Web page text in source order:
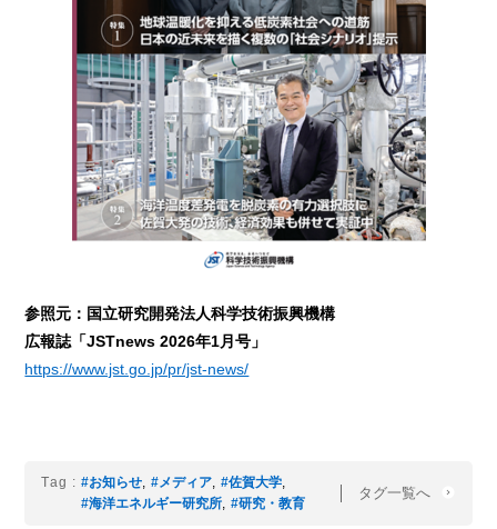
参照元：国立研究開発法人科学技術振興機構
広報誌「JSTnews 2026年1月号」
https://www.jst.go.jp/pr/jst-news/
Tag : #お知らせ, #メディア, #佐賀大学,
#海洋エネルギー研究所, #研究・教育
タグ一覧へ